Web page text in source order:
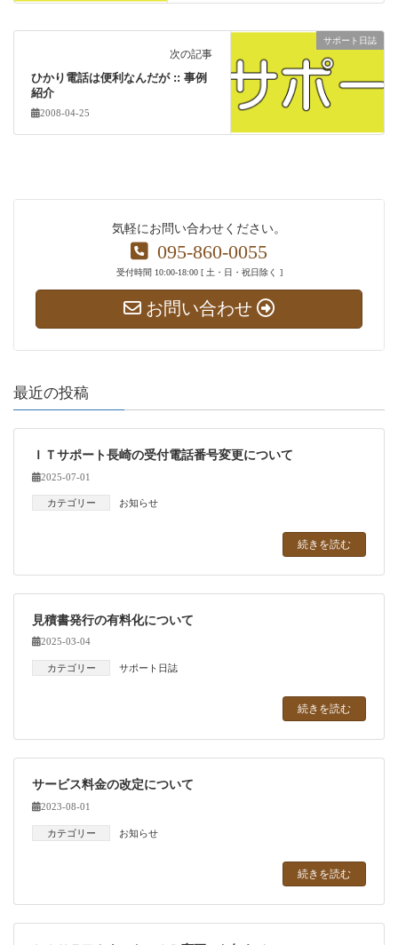
サポート日誌
次の記事
ひかり電話は便利なんだが :: 事例
紹介
2008-04-25
気軽にお問い合わせください。
095-860-0055
受付時間 10:00-18:00 [ 土・日・祝日除く ]
お問い合わせ
最近の投稿
ＩＴサポート長崎の受付電話番号変更について
2025-07-01
カテゴリー お知らせ
続きを読む
見積書発行の有料化について
2025-03-04
カテゴリー サポート日誌
続きを読む
サービス料金の改定について
2023-08-01
カテゴリー お知らせ
続きを読む